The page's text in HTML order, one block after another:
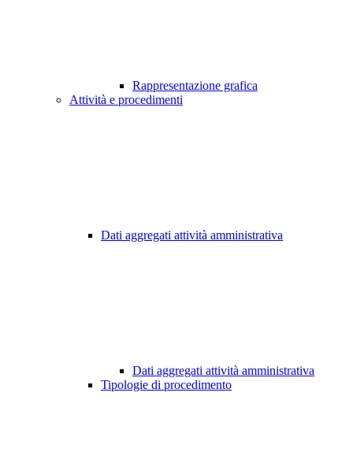
Rappresentazione grafica
Attività e procedimenti
Dati aggregati attività amministrativa
Dati aggregati attività amministrativa
Tipologie di procedimento